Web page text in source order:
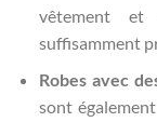
vêtement et
suffisamment
Robes avec
sont